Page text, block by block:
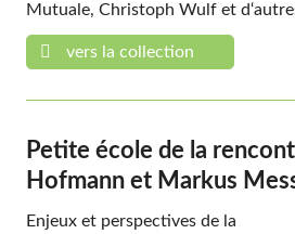
Mutuale, Christoph Wulf et
vers la collection
Petite école de la
Hofmann et Markus
Enjeux et perspectives de la